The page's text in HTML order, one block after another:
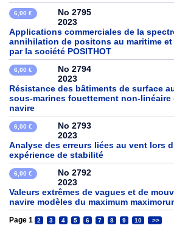
6,00 €
No 2795
2023
Applications commerciales de la
annihilation de positons au maritime et
par la société POSITHOT
6,00 €
No 2794
2023
Résistance des bâtiments de surface
sous-marines fouettement non-linéaire
navire
6,00 €
No 2793
2023
Analyse des erreurs liées au vent lors
expérience de stabilité
6,00 €
No 2792
2023
Valeurs extrêmes de vagues et de
navire modèles du maximum
Page 1 2 3 4 5 6 7 8 9 10 >>